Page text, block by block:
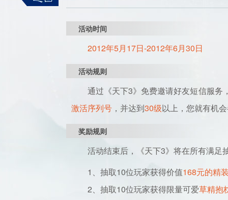
活动时间
2012年5月17日-2012年6月30日
活动规则
通过《天下3》免费邀请好友短信服务
激活序列号 ，并达到30级以上，您就有机
奖励规则
活动结束后，《天下3》将在所有满足
1、抽取10位玩家获得价值168元的精
2、抽取10位玩家获得限量可爱草精抱